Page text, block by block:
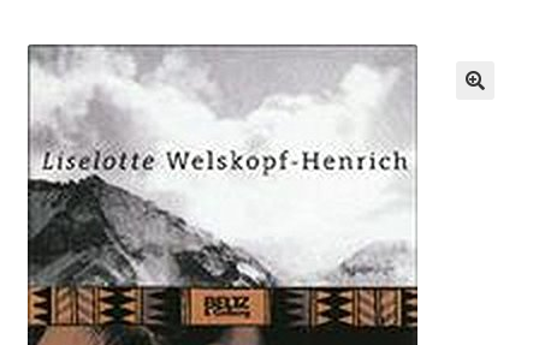
Datenschutzerklärung
Impressum